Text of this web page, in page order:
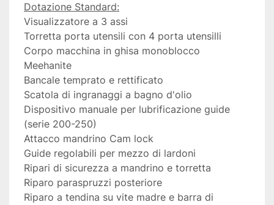
Dotazione Standard:
Visualizzatore a 3 assi
Torretta porta utensili con 4 porta utensilli
Corpo macchina in ghisa monoblocco
Meehanite
Bancale temprato e rettificato
Scatola di ingranaggi a bagno d'olio
Dispositivo manuale per lubrificazione guide
(serie 200-250)
Attacco mandrino Cam lock
Guide regolabili per mezzo di lardoni
Ripari di sicurezza a mandrino e torretta
Riparo paraspruzzi posteriore
Riparo a tendina su vite madre e barra di